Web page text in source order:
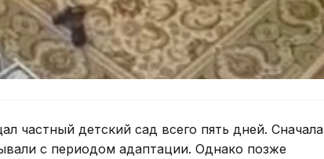
частный детский сад всего пять дней. Сначала
с периодом адаптации. Однако позже